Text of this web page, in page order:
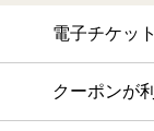
電子チケッ
クーポンが